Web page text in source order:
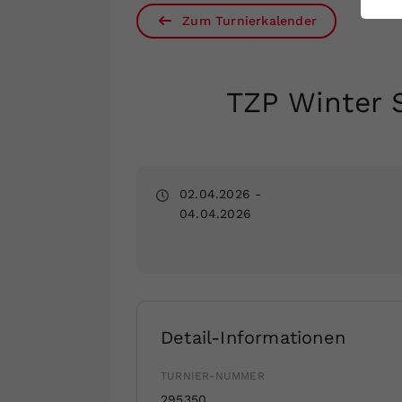
Zum Turnierkalender
TZP Winter
02.04.2026 -
04.04.2026
Detail-Informationen
TURNIER-NUMMER